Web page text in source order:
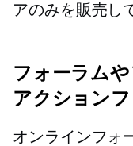
アのみを販売し
フォーラム
アクション
オンラインフォ